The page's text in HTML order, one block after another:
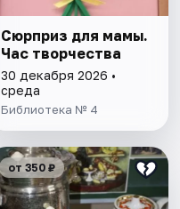
Сюрприз для мамы.
Час творчества
30 декабря 2026 •
среда
Библиотека № 4
от 350 ₽